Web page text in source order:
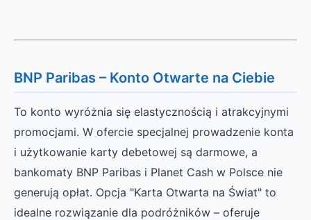
BNP Paribas – Konto Otwarte na Ciebie
To konto wyróżnia się elastycznością i atrakcyjnymi
promocjami. W ofercie specjalnej prowadzenie konta
i użytkowanie karty debetowej są darmowe, a
bankomaty BNP Paribas i Planet Cash w Polsce nie
generują opłat. Opcja "Karta Otwarta na Świat" to
idealne rozwiązanie dla podróżników – oferuje